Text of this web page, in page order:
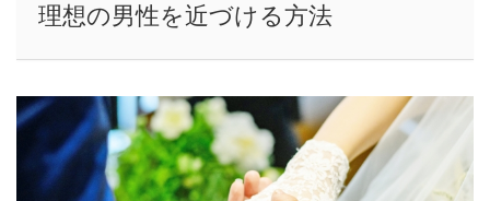
理想の男性を近づける方法